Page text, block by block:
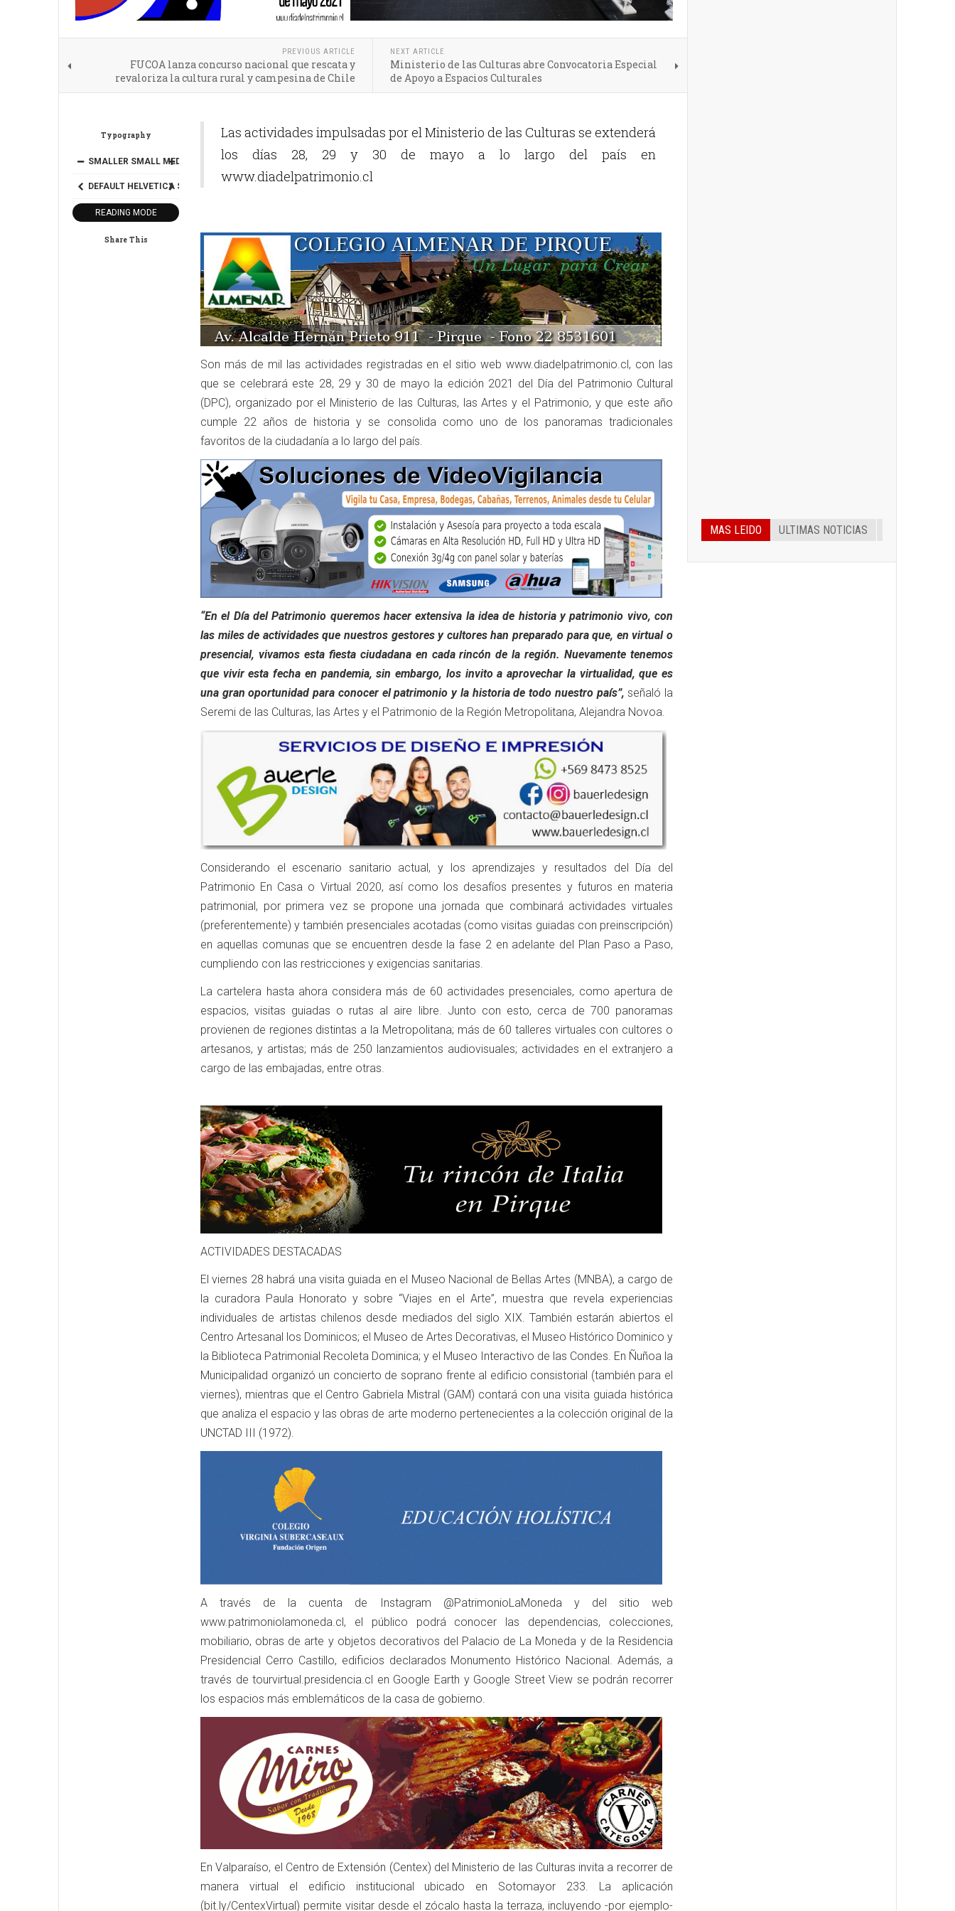
PREVIOUS ARTICLE
FUCOA lanza concurso nacional que rescata y
revaloriza la cultura rural y campesina de Chile
NEXT ARTICLE
Ministerio de las Culturas abre Convocatoria Especial
de Apoyo a Espacios Culturales
Typography
SMALLER SMALL MEDIUM BIGGER
DEFAULT HELVETICA SEGOE
READING MODE
Share This
Las actividades impulsadas por el Ministerio de las Culturas se extenderá
los días 28, 29 y 30 de mayo a lo largo del país en
www.diadelpatrimonio.cl
Son más de mil las actividades registradas en el sitio web www.diadelpatrimonio.cl, con las
que se celebrará este 28, 29 y 30 de mayo la edición 2021 del Día del Patrimonio Cultural
(DPC), organizado por el Ministerio de las Culturas, las Artes y el Patrimonio, y que este año
cumple 22 años de historia y se consolida como uno de los panoramas tradicionales
favoritos de la ciudadanía a lo largo del país.
“En el Día del Patrimonio queremos hacer extensiva la idea de historia y patrimonio vivo, con
las miles de actividades que nuestros gestores y cultores han preparado para que, en virtual o
presencial, vivamos esta fiesta ciudadana en cada rincón de la región. Nuevamente tenemos
que vivir esta fecha en pandemia, sin embargo, los invito a aprovechar la virtualidad, que es
una gran oportunidad para conocer el patrimonio y la historia de todo nuestro país”, señaló la
Seremi de las Culturas, las Artes y el Patrimonio de la Región Metropolitana, Alejandra Novoa.
Considerando el escenario sanitario actual, y los aprendizajes y resultados del Día del
Patrimonio En Casa o Virtual 2020, así como los desafíos presentes y futuros en materia
patrimonial, por primera vez se propone una jornada que combinará actividades virtuales
(preferentemente) y también presenciales acotadas (como visitas guiadas con preinscripción)
en aquellas comunas que se encuentren desde la fase 2 en adelante del Plan Paso a Paso,
cumpliendo con las restricciones y exigencias sanitarias.
La cartelera hasta ahora considera más de 60 actividades presenciales, como apertura de
espacios, visitas guiadas o rutas al aire libre. Junto con esto, cerca de 700 panoramas
provienen de regiones distintas a la Metropolitana; más de 60 talleres virtuales con cultores o
artesanos, y artistas; más de 250 lanzamientos audiovisuales; actividades en el extranjero a
cargo de las embajadas, entre otras.
ACTIVIDADES DESTACADAS
El viernes 28 habrá una visita guiada en el Museo Nacional de Bellas Artes (MNBA), a cargo de
la curadora Paula Honorato y sobre “Viajes en el Arte”, muestra que revela experiencias
individuales de artistas chilenos desde mediados del siglo XIX. También estarán abiertos el
Centro Artesanal los Dominicos; el Museo de Artes Decorativas, el Museo Histórico Dominico y
la Biblioteca Patrimonial Recoleta Dominica; y el Museo Interactivo de las Condes. En Ñuñoa la
Municipalidad organizó un concierto de soprano frente al edificio consistorial (también para el
viernes), mientras que el Centro Gabriela Mistral (GAM) contará con una visita guiada histórica
que analiza el espacio y las obras de arte moderno pertenecientes a la colección original de la
UNCTAD III (1972).
A través de la cuenta de Instagram @PatrimonioLaMoneda y del sitio web
www.patrimoniolamoneda.cl, el público podrá conocer las dependencias, colecciones,
mobiliario, obras de arte y objetos decorativos del Palacio de La Moneda y de la Residencia
Presidencial Cerro Castillo, edificios declarados Monumento Histórico Nacional. Además, a
través de tourvirtual.presidencia.cl en Google Earth y Google Street View se podrán recorrer
los espacios más emblemáticos de la casa de gobierno.
En Valparaíso, el Centro de Extensión (Centex) del Ministerio de las Culturas invita a recorrer de
manera virtual el edificio institucional ubicado en Sotomayor 233. La aplicación
(bit.ly/CentexVirtual) permite visitar desde el zócalo hasta la terraza, incluyendo -por ejemplo-
MAS LEIDO ULTIMAS NOTICIAS